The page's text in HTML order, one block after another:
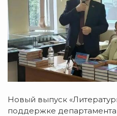
Новый выпуск
поддержке